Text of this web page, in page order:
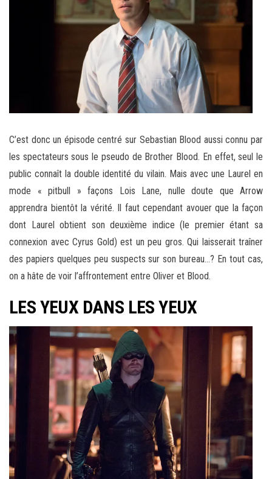
C’est donc un épisode centré sur Sebastian Blood aussi connu par
les spectateurs sous le pseudo de Brother Blood. En effet, seul le
public connaît la double identité du vilain. Mais avec une Laurel en
mode « pitbull » façons Lois Lane, nulle doute que Arrow
apprendra bientôt la vérité. Il faut cependant avouer que la façon
dont Laurel obtient son deuxième indice (le premier étant sa
connexion avec Cyrus Gold) est un peu gros. Qui laisserait traîner
des papiers quelques peu suspects sur son bureau…? En tout cas,
on a hâte de voir l’affrontement entre Oliver et Blood.
LES YEUX DANS LES YEUX